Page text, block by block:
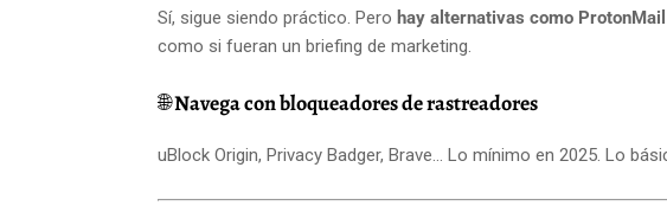
Sí, sigue siendo práctico. Pero hay alternativas como
como si fueran un briefing de marketing.
🌐Navega con bloqueadores de rastreadores
uBlock Origin, Privacy Badger, Brave... Lo mínimo en 2025. Lo